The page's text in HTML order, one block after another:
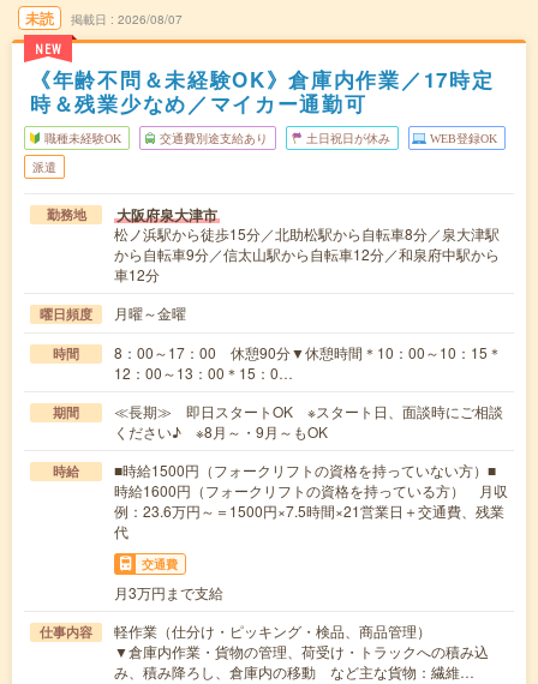
未読
NEW
掲載日 2026/08/07
《年齢不問＆未経験OK》倉庫内作業／17時定
時＆残業少なめ／マイカー通勤可
職種未経験OK 交通費別途支給あり 土日祝日が休み WEB登録OK
派遣
勤務地 大阪府泉大津市
松ノ浜駅から徒歩15分／北助松駅から自転車8分／泉大津駅
から自転車9分／信太山駅から自転車12分／和泉府中駅から
車12分
曜日頻度 月曜～金曜
時間
8：00～17：00 休憩90分▼休憩時間＊10：00～10：15＊
12：00～13：00＊15：0…
期間
≪長期≫ 即日スタートOK ※スタート日、面談時にご相談
ください♪ ※8月～・9月～もOK
時給
■時給1500円（フォークリフトの資格を持っていない方）■
時給1600円（フォークリフトの資格を持っている方） 月収
例：23.6万円～＝1500円×7.5時間×21営業日＋交通費、残業
代
交通費
月3万円まで支給
仕事内容
軽作業（仕分け・ピッキング・検品、商品管理）
▼倉庫内作業・貨物の管理、荷受け・トラックへの積み込
み、積み降ろし、倉庫内の移動 など主な貨物：繊維…